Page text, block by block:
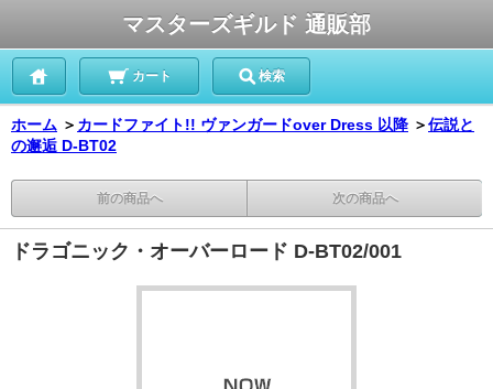
マスターズギルド 通販部
カート 検索
ホーム ＞ カードファイト!! ヴァンガードover Dress 以降 ＞伝説と
の邂逅 D-BT02
前の商品へ 次の商品へ
ドラゴニック・オーバーロード D-BT02/001